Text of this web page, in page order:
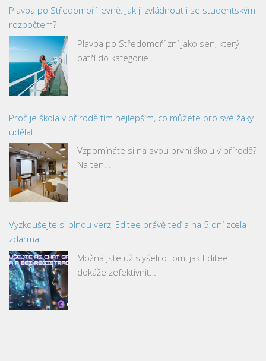
Plavba po Středomoří levně: Jak ji zvládnout i se studentským
rozpočtem?
Plavba po Středomoří zní jako sen, který
patří do kategorie…
Proč je škola v přírodě tím nejlepším, co můžete pro své žáky
udělat
Vzpomínáte si na svou první školu v přírodě?
Na ten…
Vyzkoušejte si plnou verzi Editee právě teď a na 5 dní zcela
zdarma!
Možná jste už slyšeli o tom, jak Editee
dokáže zefektivnit…